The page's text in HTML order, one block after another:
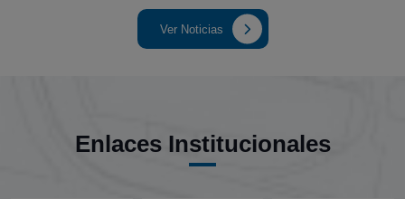
Ver Noticias
Enlaces Institucionales